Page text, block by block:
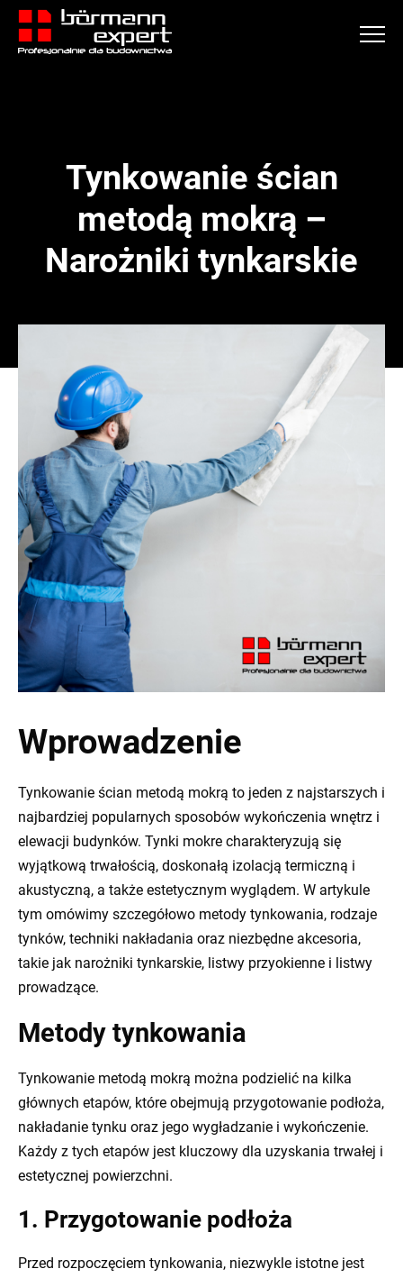
Tynkowanie ścian
metodą mokrą –
Narożniki tynkarskie
Wprowadzenie
Tynkowanie ścian metodą mokrą to jeden z najstarszych i
najbardziej popularnych sposobów wykończenia wnętrz i
elewacji budynków. Tynki mokre charakteryzują się
wyjątkową trwałością, doskonałą izolacją termiczną i
akustyczną, a także estetycznym wyglądem. W artykule
tym omówimy szczegółowo metody tynkowania, rodzaje
tynków, techniki nakładania oraz niezbędne akcesoria,
takie jak narożniki tynkarskie, listwy przyokienne i listwy
prowadzące.
Metody tynkowania
Tynkowanie metodą mokrą można podzielić na kilka
głównych etapów, które obejmują przygotowanie podłoża,
nakładanie tynku oraz jego wygładzanie i wykończenie.
Każdy z tych etapów jest kluczowy dla uzyskania trwałej i
estetycznej powierzchni.
1. Przygotowanie podłoża
Przed rozpoczęciem tynkowania, niezwykle istotne jest